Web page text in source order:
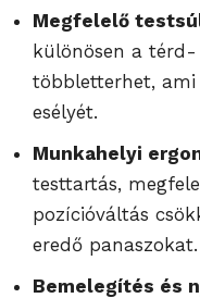
Megfelelő
különösen a
többletterhet, ami
esélyét.
Munkahelyi
testtartás,
pozícióváltás
eredő panaszokat.
Bemelegítés és